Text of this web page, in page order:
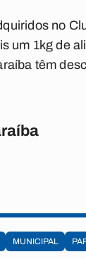
no
um 1kg de
têm
MUNICIPAL